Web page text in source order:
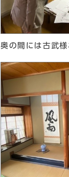
奥の間には古武様